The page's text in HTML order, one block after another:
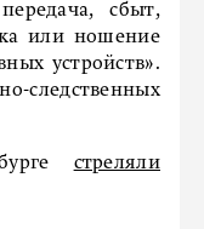
сбыт,
или ношение
устройств».
стреляли